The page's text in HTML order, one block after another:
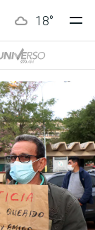
18°